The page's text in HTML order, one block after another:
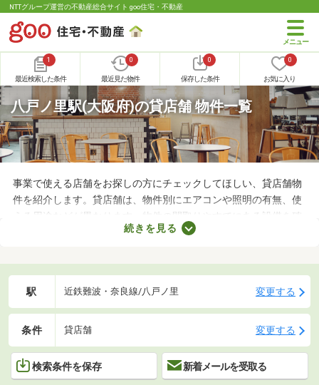
NTTグループ運営の不動産総合サイト goo住宅・不動産
1
最近検索した条件
0
最近見た物件
0
保存した条件
0
お気に入り
八戸ノ里駅(大阪府)の貸店舗 物件一覧
事業で使える店舗をお探しの方にチェックしてほしい、貸店舗物
件を紹介します。貸店舗は、物件別にエアコンや照明の有無、使
える用途などが異なります。物件の間取りやすでにある設備を確
認したうえで、内見を申し込むことがおすすめです。店舗の家賃
しょう。
続きを見る
駅 近鉄難波・奈良線/八戸ノ里 変更する
条件 貸店舗 変更する
検索条件を保存 新着メールを受取る